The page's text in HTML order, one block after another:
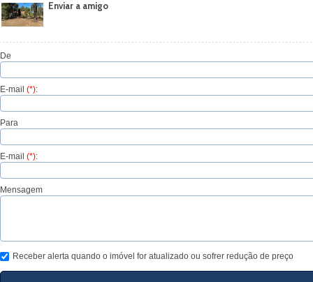
Enviar a amigo
De
E-mail (*):
Para
E-mail (*):
Mensagem
Receber alerta quando o imóvel for atualizado ou sofrer redução de preço